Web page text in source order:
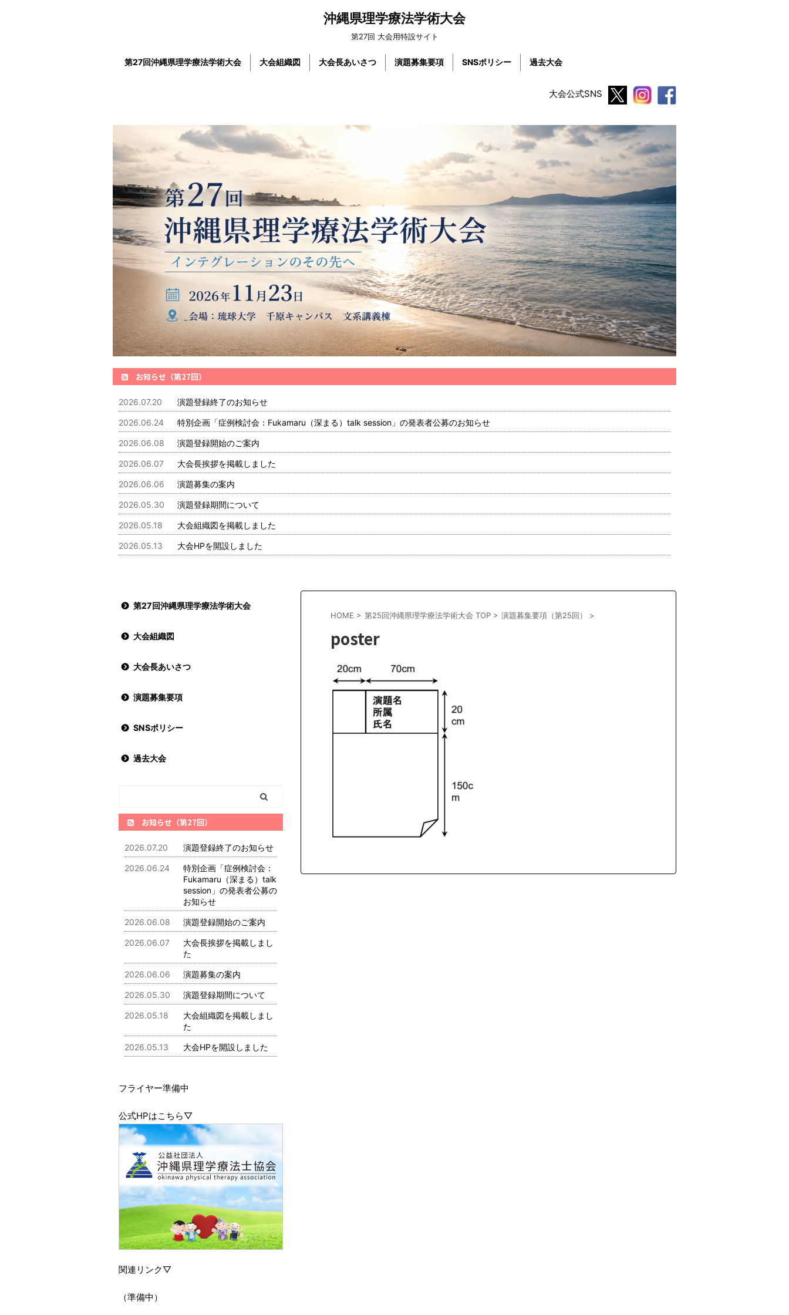
沖縄県理学療法学術大会
第27回 大会用特設サイト
第27回沖縄県理学療法学術大会 大会組織図 大会長あいさつ 演題募集要項 SNSポリシー 過去大会
大会公式SNS
お知らせ（第27回）
2026.07.20 演題登録終了のお知らせ
2026.06.24 特別企画「症例検討会：Fukamaru（深まる）talk session」の発表者公募のお知らせ
2026.06.08 演題登録開始のご案内
2026.06.07 大会長挨拶を掲載しました
2026.06.06 演題募集の案内
2026.05.30 演題登録期間について
2026.05.18 大会組織図を掲載しました
2026.05.13 大会HPを開設しました
HOME > 第25回沖縄県理学療法学術大会 TOP > 演題募集要項（第25回） >
poster
第27回沖縄県理学療法学術大会
大会組織図
大会長あいさつ
演題募集要項
SNSポリシー
過去大会
お知らせ（第27回）
2026.07.20 演題登録終了のお知らせ
2026.06.24
特別企画「症例検討会：
Fukamaru（深まる）talk
session」の発表者公募の
お知らせ
2026.06.08 演題登録開始のご案内
2026.06.07
大会長挨拶を掲載しまし
た
2026.06.06 演題募集の案内
2026.05.30 演題登録期間について
2026.05.18
大会組織図を掲載しまし
た
2026.05.13 大会HPを開設しました
フライヤー準備中
公式HPはこちら▽
関連リンク▽
（準備中）